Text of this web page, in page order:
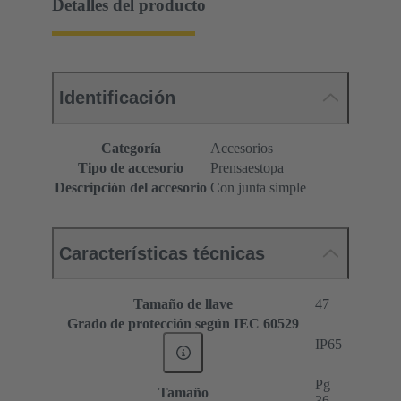
Detalles del producto
Identificación
Categoría
Accesorios
Tipo de accesorio
Prensaestopa
Descripción del accesorio Con junta simple
Características técnicas
Tamaño de llave
47
Grado de protección según IEC 60529
IP65
Tamaño
Pg